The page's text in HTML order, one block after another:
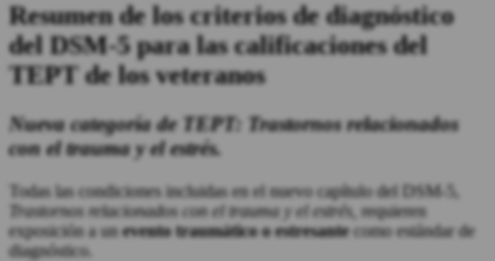
Resumen de los criterios de diagnóstico
del DSM-5 para las calificaciones del
TEPT de los veteranos
Nueva categoría de TEPT: Trastornos relacionados
con el trauma y el estrés.
Todas las condiciones incluidas en el nuevo capítulo del DSM-5,
Trastornos relacionados con el trauma y el estrés, requieren
exposición a unevento traumático o estresantecomo estándar de
diagnóstico.